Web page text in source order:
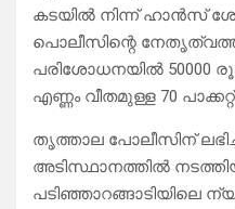
കടയിൽ നിന്ന് ഹാൻസ്
പൊലീസിന്റെ
പരിശോധനയിൽ 50000
എണ്ണം വീതമുള്ള 70
തൃത്താല പോലീസിന്
അടിസ്ഥാനത്തിൽ
പടിഞ്ഞാറങ്ങാടിയിലെ